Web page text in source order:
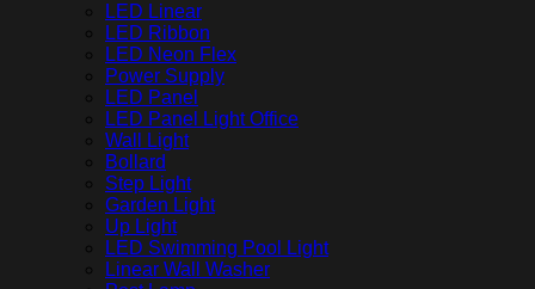
LED Linear
LED Ribbon
LED Neon Flex
Power Supply
LED Panel
LED Panel Light Office
Wall Light
Bollard
Step Light
Garden Light
Up Light
LED Swimming Pool Light
Linear Wall Washer